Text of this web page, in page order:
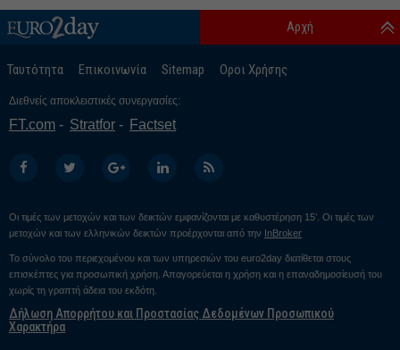
Νοέμβριος 24
Αύγουστος 24
Ιούνιος 24
Απρίλιος 24
Μάρτιος 24
Φεβρουάριος 24
Ιανουάριος 24
Ταυτότητα Επικοινωνία Sitemap Οροι Χρήσης
Αρχή
Διεθνείς αποκλειστικές συνεργασίες:
FT.com Stratfor Factset
Οι τιμές των μετοχών και των δεικτών εμφανίζονται με καθυστέρηση 15’. Οι τιμές των
μετοχών και των ελληνικών δεικτών προέρχονται από την InBroker
Το σύνολο του περιεχομένου και των υπηρεσιών του euro2day διατίθεται στους
επισκέπτες για προσωπική χρήση. Απαγορεύεται η χρήση και η επαναδημοσίευσή του
χωρίς τη γραπτή άδεια του εκδότη.
Δήλωση Απορρήτου και Προστασίας Δεδομένων Προσωπικού
Χαρακτήρα